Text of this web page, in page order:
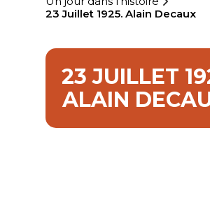
23 Juillet 1925. Alain Decaux
23 JUILLET
ALAIN